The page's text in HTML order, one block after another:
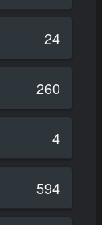
24
260
4
594